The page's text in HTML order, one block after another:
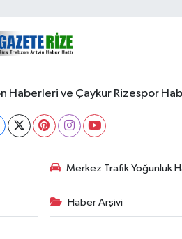
Haberleri ve Çaykur Rizespor
Merkez Trafik Yoğunluk
Haber Arşivi